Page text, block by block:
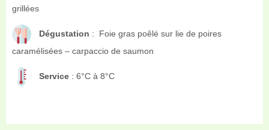
grillées
Dégustation : Foie gras poêlé sur lie de poires
caramélisées – carpaccio de saumon
Service : 6°C à 8°C